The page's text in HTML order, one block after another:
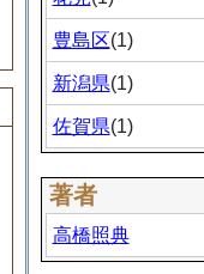
豊島区(1)
新潟県(1)
佐賀県(1)
著者
高橋照典